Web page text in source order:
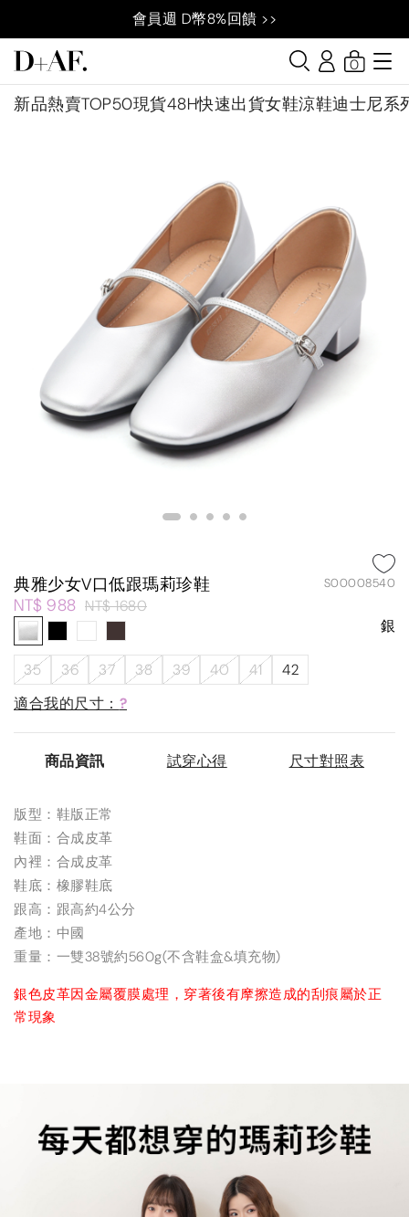
會員週 D幣8%回饋 >>
新品熱賣TOP50現貨48H快速出貨女鞋涼鞋迪士尼系
0
典雅少女V口低跟瑪莉珍鞋 S00008540
NT$ 988 NT$ 1680
銀
35 36 37 38 39 40 41
42
適合我的尺寸： ?
商品資訊 試穿心得 尺寸對照表
版型：鞋版正常
鞋面：合成皮革
內裡：合成皮革
鞋底：橡膠鞋底
跟高：跟高約4公分
產地：中國
重量：一雙38號約560g(不含鞋盒&填充物)
銀色皮革因金屬覆膜處理，穿著後有摩擦造成的刮痕屬於正
常現象